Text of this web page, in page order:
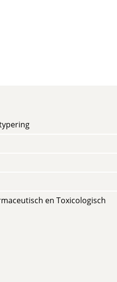
en Toxicologisch